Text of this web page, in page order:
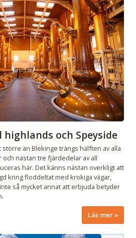
och Speyside
än Blekinge trängs hälften av alla
nästan tre fjärdedelar av all
här. Det känns nästan overkligt att
kring floddeltat med krokiga vägar,
så mycket annat att erbjuda betyder
Läs mer